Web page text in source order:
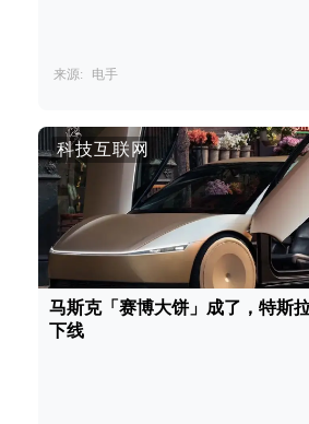
来源: 电手
科技互联网
马斯克「赛博大饼」成了，特斯
下线